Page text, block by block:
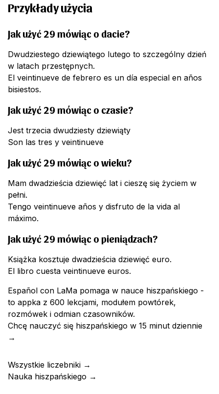
Przykłady użycia
Jak użyć 29 mówiąc o dacie?
Dwudziestego dziewiątego lutego to szczególny dzień
w latach przestępnych.
El veintinueve de febrero es un día especial en años
bisiestos.
Jak użyć 29 mówiąc o czasie?
Jest trzecia dwudziesty dziewiąty
Son las tres y veintinueve
Jak użyć 29 mówiąc o wieku?
Mam dwadzieścia dziewięć lat i cieszę się życiem w
pełni.
Tengo veintinueve años y disfruto de la vida al
máximo.
Jak użyć 29 mówiąc o pieniądzach?
Książka kosztuje dwadzieścia dziewięć euro.
El libro cuesta veintinueve euros.
Español con LaMa pomaga w nauce hiszpańskiego -
to appka z 600 lekcjami, modułem powtórek,
rozmówek i odmian czasowników.
Chcę nauczyć się hiszpańskiego w 15 minut dziennie
→
Wszystkie liczebniki →
Nauka hiszpańskiego →